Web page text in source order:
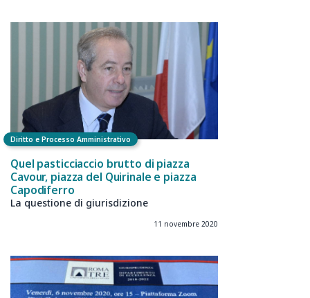
Diritto e Processo Amministrativo
Quel pasticciaccio brutto di piazza
Cavour, piazza del Quirinale e piazza
Capodiferro
La questione di giurisdizione
11 novembre 2020